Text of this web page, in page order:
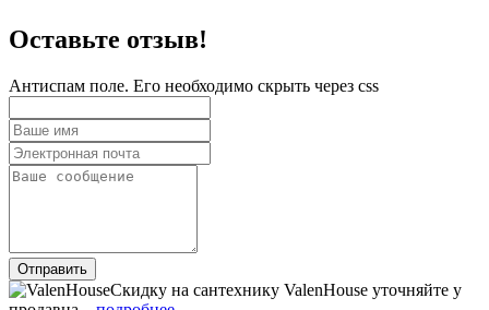
Оставьте отзыв!
Антиспам поле. Его необходимо скрыть через css
Скидку на сантехнику ValenHouse уточняйте у